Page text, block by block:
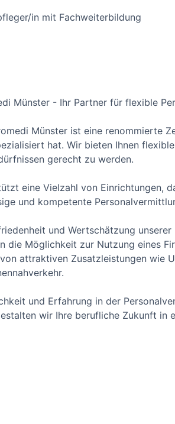
in mit Fachweiterbildung
Münster - Ihr Partner für flexible
Münster ist eine renommierte
hat. Wir bieten Ihnen
gerecht zu werden.
eine Vielzahl von Einrichtungen,
und kompetente
und Wertschätzung
die Möglichkeit zur Nutzung eines
attraktiven Zusatzleistungen wie
und Erfahrung in der
wir Ihre berufliche Zukunft in